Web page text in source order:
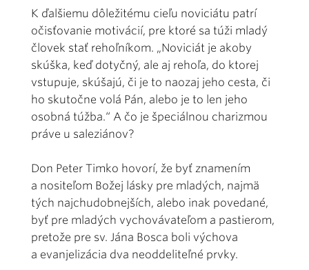
K ďalšiemu dôležitému cieľu noviciátu patrí
očisťovanie motivácií, pre ktoré sa túži mladý
človek stať rehoľníkom. „Noviciát je akoby
skúška, keď dotyčný, ale aj rehoľa, do ktorej
vstupuje, skúšajú, či je to naozaj jeho cesta, či
ho skutočne volá Pán, alebo je to len jeho
osobná túžba.“ A čo je špeciálnou charizmou
práve u saleziánov?
Don Peter Timko hovorí, že byť znamením
a nositeľom Božej lásky pre mladých, najmä
tých najchudobnejších, alebo inak povedané,
byť pre mladých vychovávateľom a pastierom,
pretože pre sv. Jána Bosca boli výchova
a evanjelizácia dva neoddeliteľné prvky.